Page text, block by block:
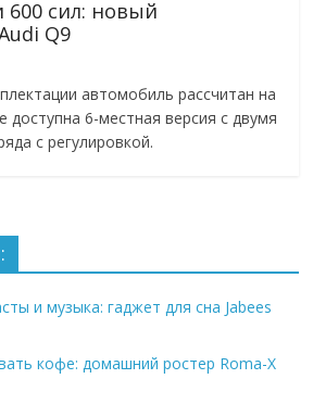
600 сил: новый
Q9
автомобиль рассчитан на
доступна 6-местная версия с двумя
с регулировкой.
и музыка: гаджет для сна Jabees
кофе: домашний ростер Roma-X